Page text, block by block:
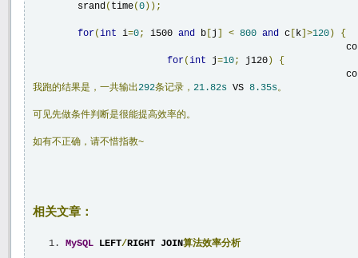
	srand
( time(0 ));
for(int i=0; i500 and b j < 800 and c k ]>120 )
{
for(int j=10; j120 )
{
我跑的结果是，一共输出292条记录， 21.82s VS 8.35s。
可见先做条件判断是很能提高效率的。
如有不正确，请不惜指教~
相关文章：
MySQL LEFT/RIGHT JOIN算法效率分析